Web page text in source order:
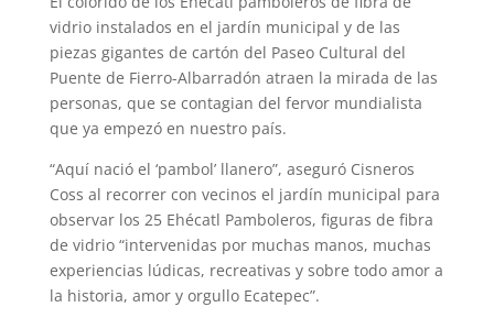
vidrio instalados en el jardín municipal y de las
piezas gigantes de cartón del Paseo Cultural del
Puente de Fierro-Albarradón atraen la mirada de las
personas, que se contagian del fervor mundialista
que ya empezó en nuestro país.
“Aquí nació el ‘pambol’ llanero”, aseguró Cisneros
Coss al recorrer con vecinos el jardín municipal para
observar los 25 Ehécatl Pamboleros, figuras de fibra
de vidrio “intervenidas por muchas manos, muchas
experiencias lúdicas, recreativas y sobre todo amor a
la historia, amor y orgullo Ecatepec”.